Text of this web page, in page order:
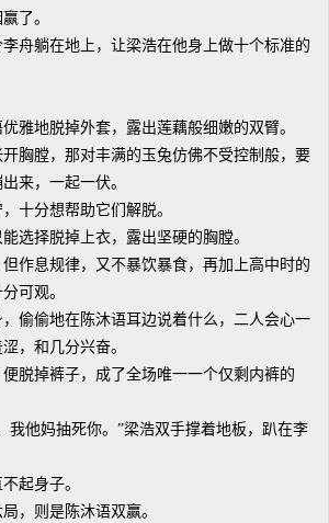
了。
躺在地上，让梁浩在他身上做十个标准的
地脱掉外套，露出莲藕般细嫩的双臂。
膛，那对丰满的玉兔仿佛不受控制般，要
来，一起一伏。
分想帮助它们解脱。
择脱掉上衣，露出坚硬的胸膛。
息规律，又不暴饮暴食，再加上高中时的
可观。
偷地在陈沐语耳边说着什么，二人会心一
，和几分兴奋。
掉裤子，成了全场唯一一个仅剩内裤的
他妈抽死你。”梁浩双手撑着地板，趴在李
起身子。
则是陈沐语双赢。